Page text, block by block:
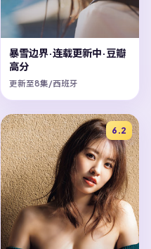
暴雪边界·连载更新中·豆瓣
高分
更新至8集/西班牙
6.2